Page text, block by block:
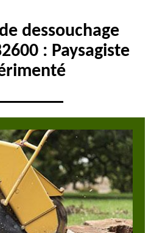
dessouchage
: Paysagiste